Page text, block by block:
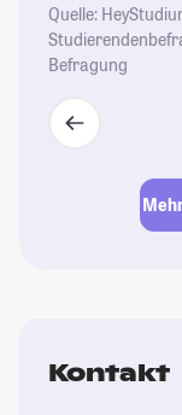
Quelle:
Befragung
Kontakt